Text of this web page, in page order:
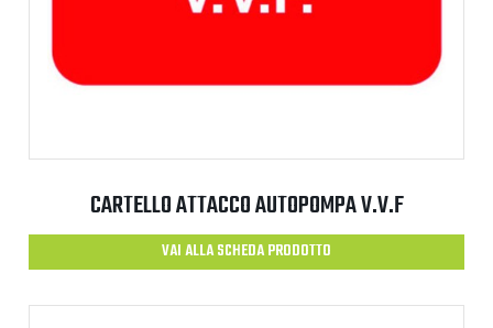
CARTELLO ATTACCO AUTOPOMPA V.V.F
VAI ALLA SCHEDA PRODOTTO